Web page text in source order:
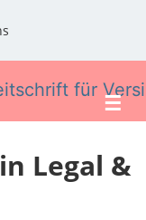
☰
Legal &